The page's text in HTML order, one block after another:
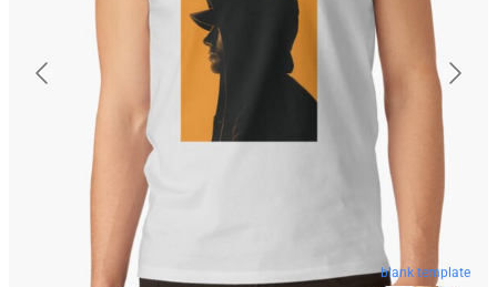
blank template